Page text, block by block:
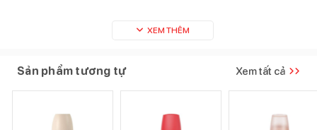
XEM THÊM
Sản phẩm tương tự Xem tất cả